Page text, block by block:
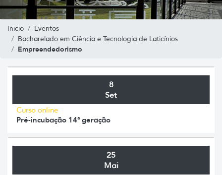
Inicio
Eventos
Bacharelado em Ciência e Tecnologia de Laticínios
Empreendedorismo
8
Set
Curso online
Pré-incubação 14ª geração
25
Mai